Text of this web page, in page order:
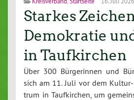
Starkes
Demokratie
in Taufkirchen
Über 300 Bür­ge­rin­nen und
sich am 11. Juli vor dem
trum in Tauf­kir­chen, um